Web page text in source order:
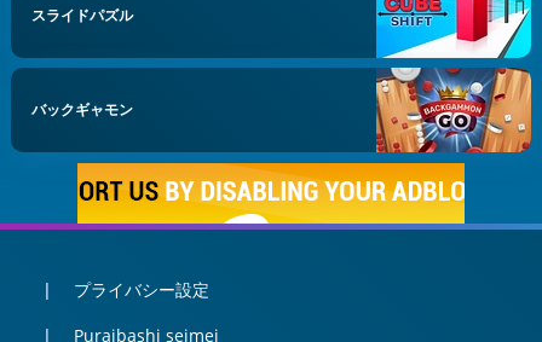
スライドパズル
バックギャモン
プライバシー設定
Puraibashi seimei